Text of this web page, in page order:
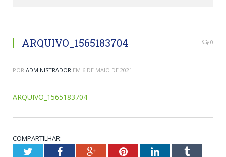
ARQUIVO_1565183704 0
POR ADMINISTRADOR EM 6 DE MAIO DE 2021
ARQUIVO_1565183704
COMPARTILHAR:
TwitterFacebookGoogle+PinterestLinkedInTumblr